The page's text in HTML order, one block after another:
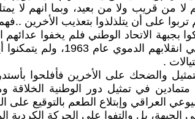
من قريب ولا من بعيد، وبما انهم لا
على أن يتلذلذوا بتعذيب الأخرين
.
والضحك على الأخرين فأفلحوا
في تمثيل دور الوطنية
العراقي وإبتلاع الطعم بالتوقيع على
الجبهة، بل والتفوا على الحركة الكردية